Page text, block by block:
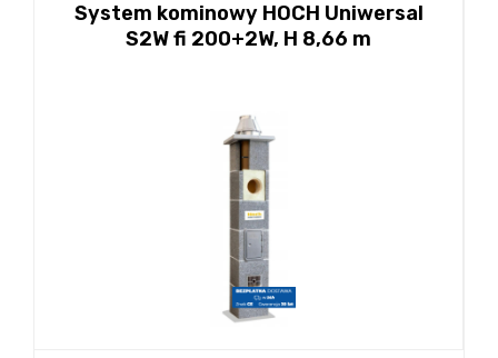
System kominowy HOCH Uniwersal
S2W fi 200+2W, H 8,66 m